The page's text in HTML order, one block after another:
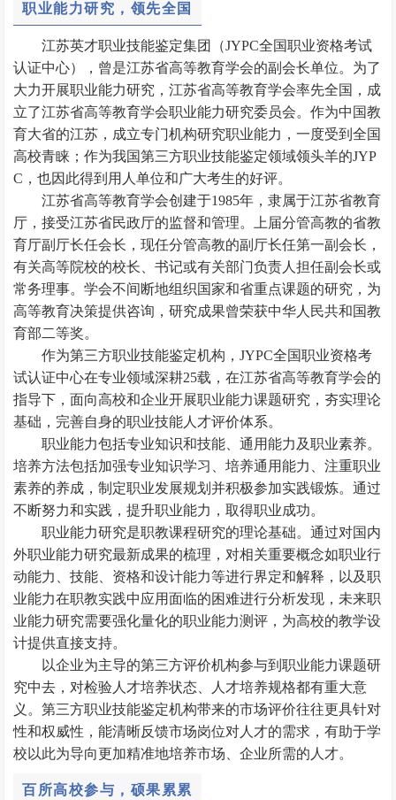
职业能力研究，领先全国
江苏英才职业技能鉴定集团（JYPC全国职业资格考试
认证中心），曾是江苏省高等教育学会的副会长单位。为了
大力开展职业能力研究，江苏省高等教育学会率先全国，成
立了江苏省高等教育学会职业能力研究委员会。作为中国教
育大省的江苏，成立专门机构研究职业能力，一度受到全国
高校青睐；作为我国第三方职业技能鉴定领域领头羊的JYP
C，也因此得到用人单位和广大考生的好评。
江苏省高等教育学会创建于1985年，隶属于江苏省教育
厅，接受江苏省民政厅的监督和管理。上届分管高教的省教
育厅副厅长任会长，现任分管高教的副厅长任第一副会长，
有关高等院校的校长、书记或有关部门负责人担任副会长或
常务理事。学会不间断地组织国家和省重点课题的研究，为
高等教育决策提供咨询，研究成果曾荣获中华人民共和国教
育部二等奖。
作为第三方职业技能鉴定机构，JYPC全国职业资格考
试认证中心在专业领域深耕25载，在江苏省高等教育学会的
指导下，面向高校和企业开展职业能力课题研究，夯实理论
基础，完善自身的职业技能人才评价体系。
职业能力包括专业知识和技能、通用能力及职业素养。
培养方法包括加强专业知识学习、培养通用能力、注重职业
素养的养成，制定职业发展规划并积极参加实践锻炼。通过
不断努力和实践，提升职业能力，取得职业成功。
职业能力研究是职教课程研究的理论基础。通过对国内
外职业能力研究最新成果的梳理，对相关重要概念如职业行
动能力、技能、资格和设计能力等进行界定和解释，以及职
业能力在职教实践中应用面临的困难进行分析发现，未来职
业能力研究需要强化量化的职业能力测评，为高校的教学设
计提供直接支持。
以企业为主导的第三方评价机构参与到职业能力课题研
究中去，对检验人才培养状态、人才培养规格都有重大意
义。第三方职业技能鉴定机构带来的市场评价往往更具针对
性和权威性，能清晰反馈市场岗位对人才的需求，有助于学
校以此为导向更加精准地培养市场、企业所需的人才。
百所高校参与，硕果累累